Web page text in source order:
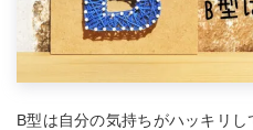
B型は自分の気持ちがハッキリ